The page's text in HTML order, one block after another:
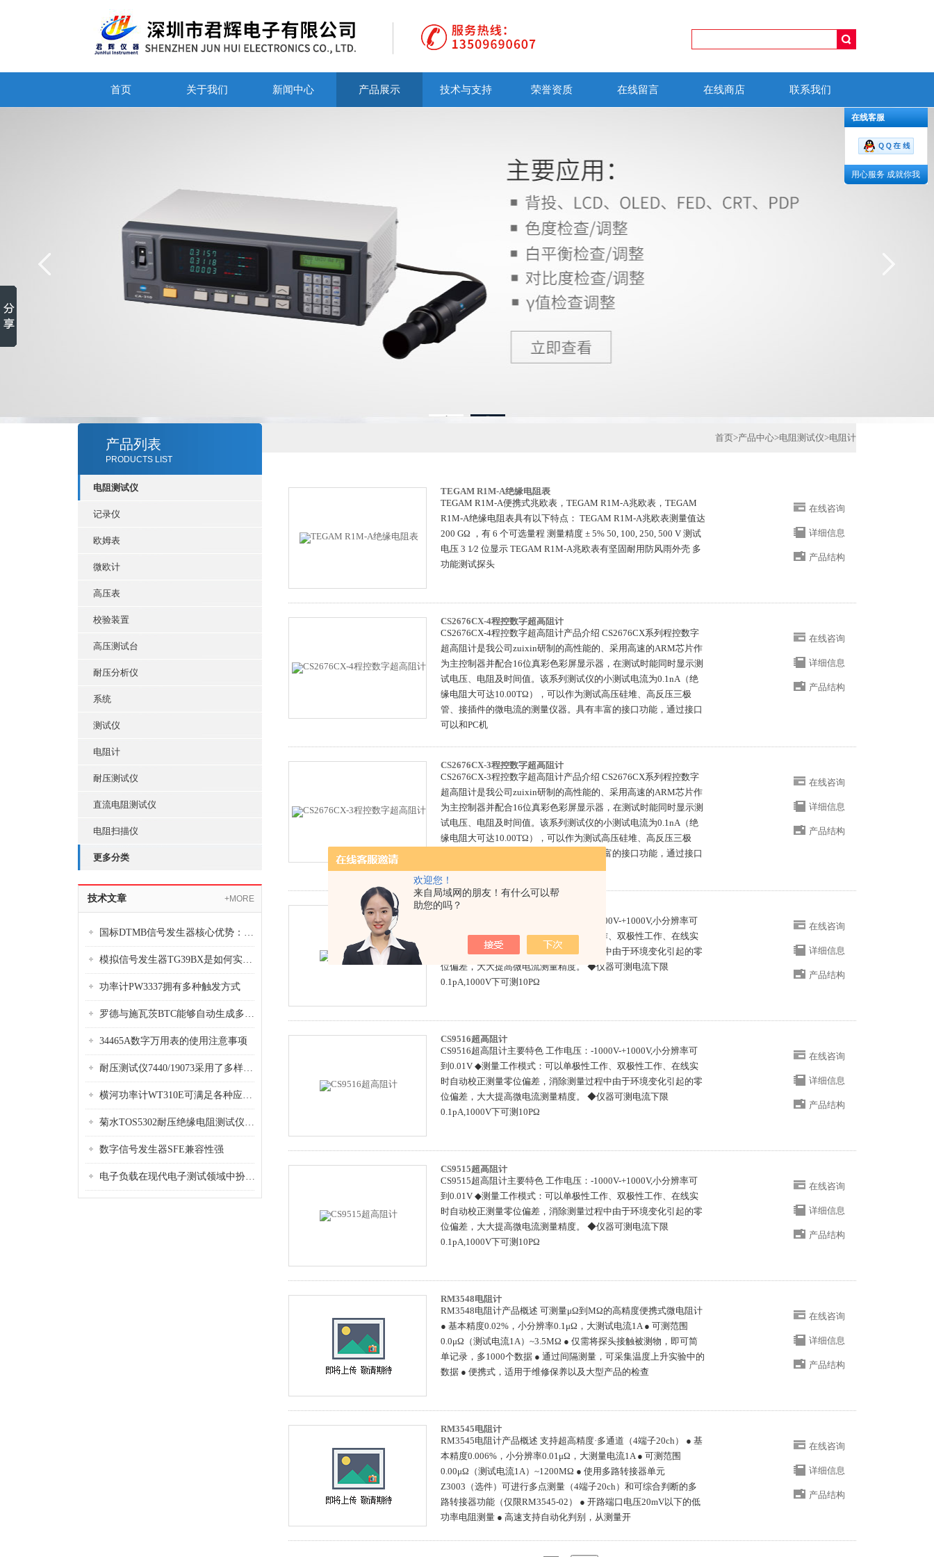
欢迎您！
来自局域网的朋友！有什么可以帮
助您的吗？
首页 关于我们 新闻中心 产品展示 技术与支持 荣誉资质 在线留言 在线商店 联系我们
1 2
产品列表
PRODUCTS LIST
电阻测试仪
记录仪
欧姆表
微欧计
高压表
校验装置
高压测试台
耐压分析仪
系统
测试仪
电阻计
耐压测试仪
直流电阻测试仪
电阻扫描仪
更多分类
技术文章 +MORE
国标DTMB信号发生器核心优势：灵活性与准确性的结合
模拟信号发生器TG39BX是如何实现从直流到交流的波形转换?
功率计PW3337拥有多种触发方式
罗德与施瓦茨BTC能够自动生成多种音视频信号
34465A数字万用表的使用注意事项
耐压测试仪7440/19073采用了多样化的功能设计
横河功率计WT310E可满足各种应用场景的需求
菊水TOS5302耐压绝缘电阻测试仪是种重要的电气安全检测设备
数字信号发生器SFE兼容性强
电子负载在现代电子测试领域中扮演着重要的角色
首页>产品中心>电阻测试仪>电阻计
TEGAM R1M-A绝缘电阻表
TEGAM R1M-A便携式兆欧表，TEGAM R1M-A兆欧表，TEGAM
R1M-A绝缘电阻表具有以下特点： TEGAM R1M-A兆欧表测量值达
200 GΩ ，有 6 个可选量程 测量精度 ± 5% 50, 100, 250, 500 V 测试
电压 3 1⁄2 位显示 TEGAM R1M-A兆欧表有坚固耐用防风雨外壳 多
功能测试探头
在线咨询
详细信息
产品结构
CS2676CX-4程控数字超高阻计
CS2676CX-4程控数字超高阻计产品介绍 CS2676CX系列程控数字
超高阻计是我公司zuixin研制的高性能的、采用高速的ARM芯片作
为主控制器并配合16位真彩色彩屏显示器，在测试时能同时显示测
试电压、电阻及时间值。该系列测试仪的小测试电流为0.1nA（绝
缘电阻大可达10.00TΩ），可以作为测试高压硅堆、高反压三极
管、接插件的微电流的测量仪器。具有丰富的接口功能，通过接口
可以和PC机
在线咨询
详细信息
产品结构
CS2676CX-3程控数字超高阻计
CS2676CX-3程控数字超高阻计产品介绍 CS2676CX系列程控数字
超高阻计是我公司zuixin研制的高性能的、采用高速的ARM芯片作
为主控制器并配合16位真彩色彩屏显示器，在测试时能同时显示测
试电压、电阻及时间值。该系列测试仪的小测试电流为0.1nA（绝
缘电阻大可达10.00TΩ），可以作为测试高压硅堆、高反压三极
管、接插件的微电流的测量仪器。具有丰富的接口功能，通过接口
可以和PC机
在线咨询
详细信息
产品结构
CS9517超高阻计
CS9517超高阻计性能特点 工作电压：-1000V-+1000V,小分辨率可
到0.01V ◆测量工作模式：可以单极性工作、双极性工作、在线实
时自动校正测量零位偏差，消除测量过程中由于环境变化引起的零
位偏差，大大提高微电流测量精度。 ◆仪器可测电流下限
0.1pA,1000V下可测10PΩ
在线咨询
详细信息
产品结构
CS9516超高阻计
CS9516超高阻计主要特色 工作电压：-1000V-+1000V,小分辨率可
到0.01V ◆测量工作模式：可以单极性工作、双极性工作、在线实
时自动校正测量零位偏差，消除测量过程中由于环境变化引起的零
位偏差，大大提高微电流测量精度。 ◆仪器可测电流下限
0.1pA,1000V下可测10PΩ
在线咨询
详细信息
产品结构
CS9515超高阻计
CS9515超高阻计主要特色 工作电压：-1000V-+1000V,小分辨率可
到0.01V ◆测量工作模式：可以单极性工作、双极性工作、在线实
时自动校正测量零位偏差，消除测量过程中由于环境变化引起的零
位偏差，大大提高微电流测量精度。 ◆仪器可测电流下限
0.1pA,1000V下可测10PΩ
在线咨询
详细信息
产品结构
RM3548电阻计
RM3548电阻计产品概述 可测量μΩ到MΩ的高精度便携式微电阻计
● 基本精度0.02%，小分辨率0.1μΩ，大测试电流1A ● 可测范围
0.0μΩ（测试电流1A）~3.5MΩ ● 仅需将探头接触被测物，即可简
单记录，多1000个数据 ● 通过间隔测量，可采集温度上升实验中的
数据 ● 便携式，适用于维修保养以及大型产品的检查
在线咨询
详细信息
产品结构
RM3545电阻计
RM3545电阻计产品概述 支持超高精度·多通道（4端子20ch） ● 基
本精度0.006%，小分辨率0.01μΩ，大测量电流1A ● 可测范围
0.00μΩ（测试电流1A）~1200MΩ ● 使用多路转接器单元
Z3003（选件）可进行多点测量（4端子20ch）和可综合判断的多
路转接器功能（仅限RM3545-02） ● 开路端口电压20mV以下的低
功率电阻测量 ● 高速支持自动化判别，从测量开
在线咨询
详细信息
产品结构
在线客服
用心服务 成就你我